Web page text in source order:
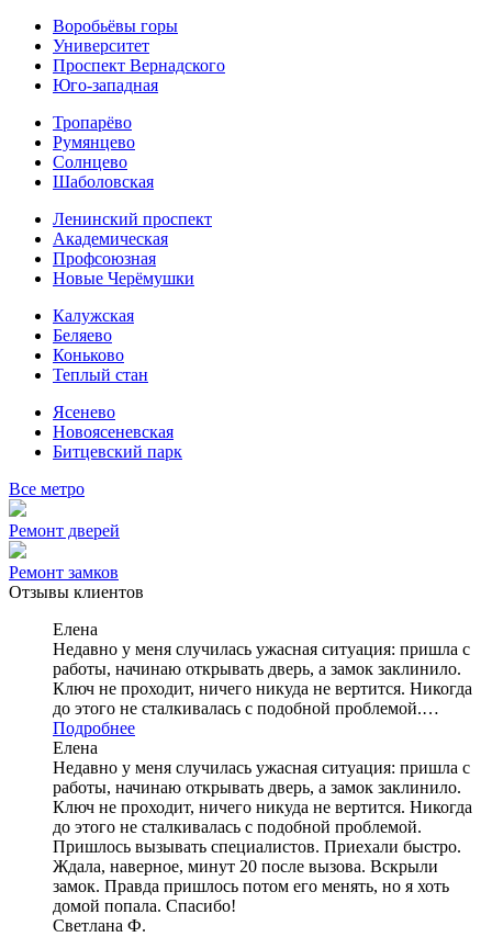
Воробьёвы горы
Университет
Проспект Вернадского
Юго-западная
Тропарёво
Румянцево
Солнцево
Шаболовская
Ленинский проспект
Академическая
Профсоюзная
Новые Черёмушки
Калужская
Беляево
Коньково
Теплый стан
Ясенево
Новоясеневская
Битцевский парк
Все метро
Ремонт дверей
Ремонт замков
Отзывы клиентов
Елена
Недавно у меня случилась ужасная ситуация: пришла с
работы, начинаю открывать дверь, а замок заклинило.
Ключ не проходит, ничего никуда не вертится. Никогда
до этого не сталкивалась с подобной проблемой.…
Подробнее
Елена
Недавно у меня случилась ужасная ситуация: пришла с
работы, начинаю открывать дверь, а замок заклинило.
Ключ не проходит, ничего никуда не вертится. Никогда
до этого не сталкивалась с подобной проблемой.
Пришлось вызывать специалистов. Приехали быстро.
Ждала, наверное, минут 20 после вызова. Вскрыли
замок. Правда пришлось потом его менять, но я хоть
домой попала. Спасибо!
Светлана Ф.